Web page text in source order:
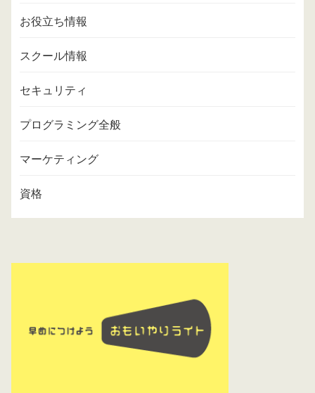
お役立ち情報
スクール情報
セキュリティ
プログラミング全般
マーケティング
資格